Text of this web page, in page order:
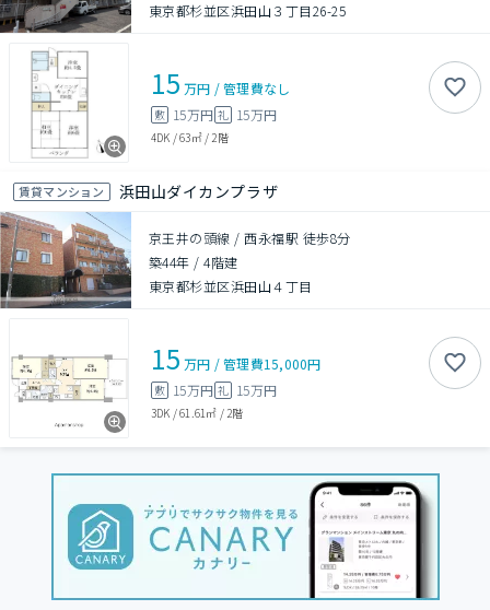
東京都杉並区浜田山３丁目26-25
15 万円 /管理費なし
敷 15万円 礼 15万円
4DK /63㎡/ 2階
賃貸マンション 浜田山ダイカンプラザ
京王井の頭線 / 西永福駅 徒歩8分
築44年 /4階建
東京都杉並区浜田山４丁目
15 万円 /管理費15,000円
敷 15万円 礼 15万円
3DK /61.61㎡ / 2階